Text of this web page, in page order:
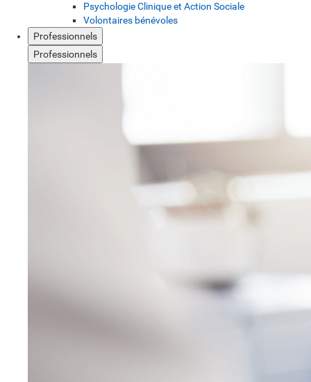
Psychologie Clinique et Action Sociale
Volontaires bénévoles
Professionnels
Professionnels